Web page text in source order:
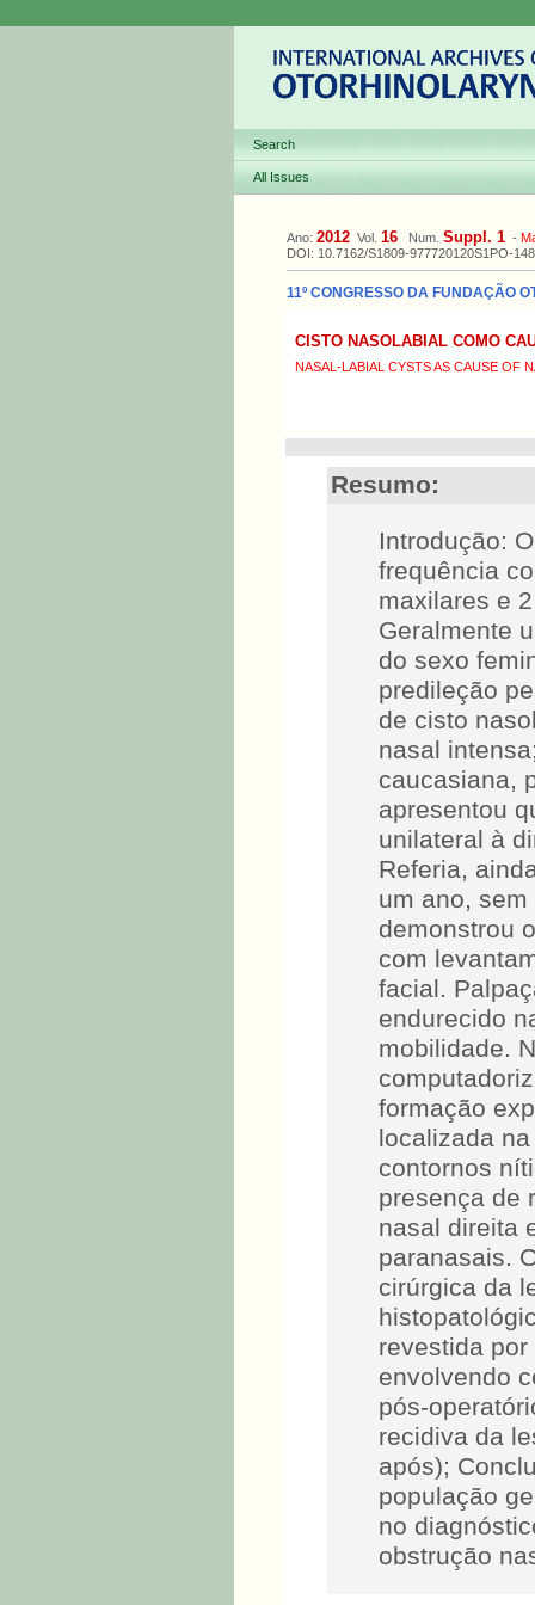
Search
All Issues
Ano: 2012 Vol. 16 Num. Suppl. 1 -
DOI: 10.7162/S1809-977720120S1PO-148
11º CONGRESSO DA FUNDAÇÃO
CISTO NASOLABIAL COMO
NASAL-LABIAL CYSTS AS CAUSE OF
Resumo:
Introdução:
frequência
maxilares e
Geralmente
do sexo
predileção
de cisto
nasal
caucasiana,
apresentou
unilateral à
Referia,
um ano,
demonstrou
com
facial.
endurecido
mobilidade.
formação
localizada
contornos
presença de
nasal direita
paranasais.
cirúrgica da
revestida
envolvendo
pós-
recidiva da
após);
população
no
obstrução